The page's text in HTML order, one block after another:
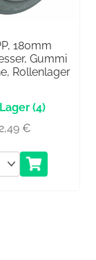
180mm
Gummi
Rollenlager
(4)
€